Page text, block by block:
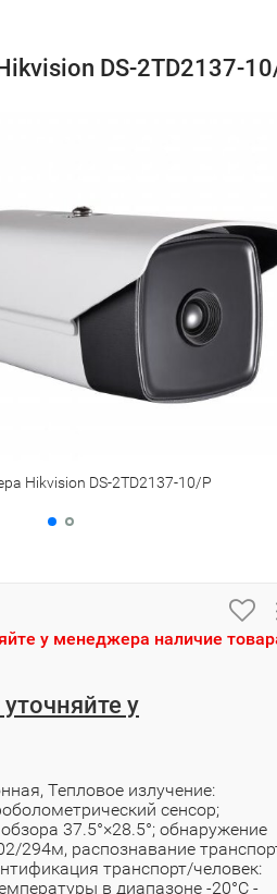
DS-2TD2137-
Hikvision DS-2TD2137-10/P
у менеджера наличие
у
Тепловое излучение:
сенсор;
37.5°×28.5°; обнаружение
294м, распознавание
транспорт/человек:
в диапазоне -20°C -